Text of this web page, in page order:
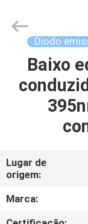
CASA
PRODUTOS
NÓS
EXCURSÃO
Shenzhen
Syochi
Electronics
Reserved.
Diodo
Baixo
Lugar de
origem:
Marca: